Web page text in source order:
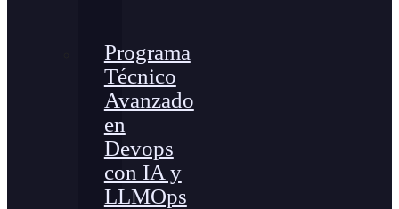
Programa
Técnico
Avanzado
en
Devops
con IA y
LLMOps